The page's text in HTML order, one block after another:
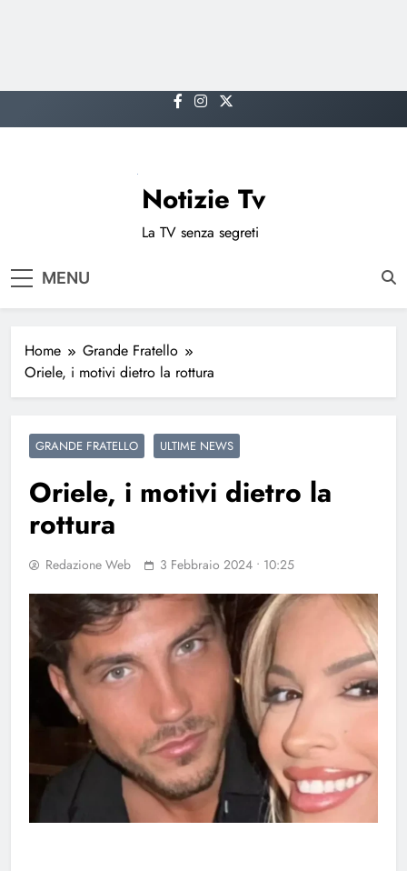
to
Notizie Tv
La TV senza segreti
MENU
Home
Grande Fratello
Oriele, i motivi dietro la rottura
GRANDE FRATELLO ULTIME NEWS
Oriele, i motivi dietro la
rottura
Redazione Web 3 Febbraio 2024 • 10:25